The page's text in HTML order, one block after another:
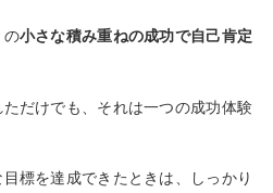
の小さな積み重ねの成功で自己肯定
だけでも、それは一つの成功体験
標を達成できたときは、しっかり